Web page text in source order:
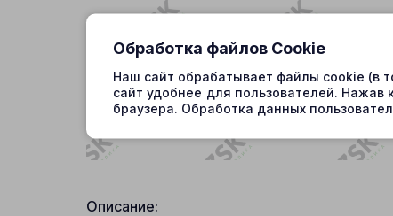
Описание:
Обработка файлов Cookie
Наш сайт обрабатывает файлы cookie (в
сайт удобнее для пользователей. Нажав
браузера. Обработка данных